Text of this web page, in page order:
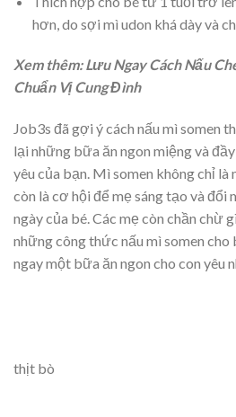
hơn, do sợi mì udon khá dày và
Xem thêm: Lưu Ngay Cách Nấu
Chuẩn Vị Cung Đình
Job3s đã gợi ý cách nấu mì somen
lại những bữa ăn ngon miệng và
yêu của bạn. Mì somen không chỉ
còn là cơ hội để mẹ sáng tạo và đổi
ngày của bé. Các mẹ còn chần chừ
những công thức nấu mì somen cho
ngay một bữa ăn ngon cho con yêu
thịt bò